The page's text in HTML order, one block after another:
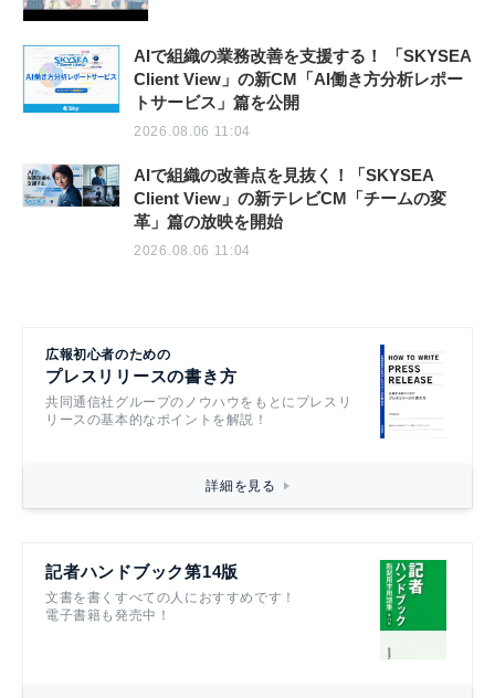
AIで組織の業務改善を支援する！ 「SKYSEA
Client View」の新CM「AI働き方分析レポー
トサービス」篇を公開
2026.08.06 11:04
AIで組織の改善点を見抜く！「SKYSEA
Client View」の新テレビCM「チームの変
革」篇の放映を開始
2026.08.06 11:04
広報初心者のための
プレスリリースの書き方
共同通信社グループのノウハウをもとにプレスリ
リースの基本的なポイントを解説！
詳細を見る
記者ハンドブック第14版
文書を書くすべての人におすすめです！
電子書籍も発売中！